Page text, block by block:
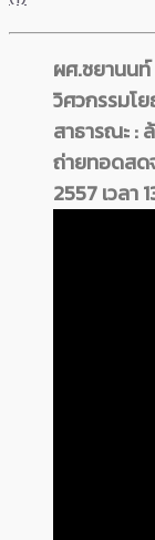
ผศ.ชยานน
วิศวกรรมโย
สาธารณะ :
ถ่ายทอดสด
2557 เวลา